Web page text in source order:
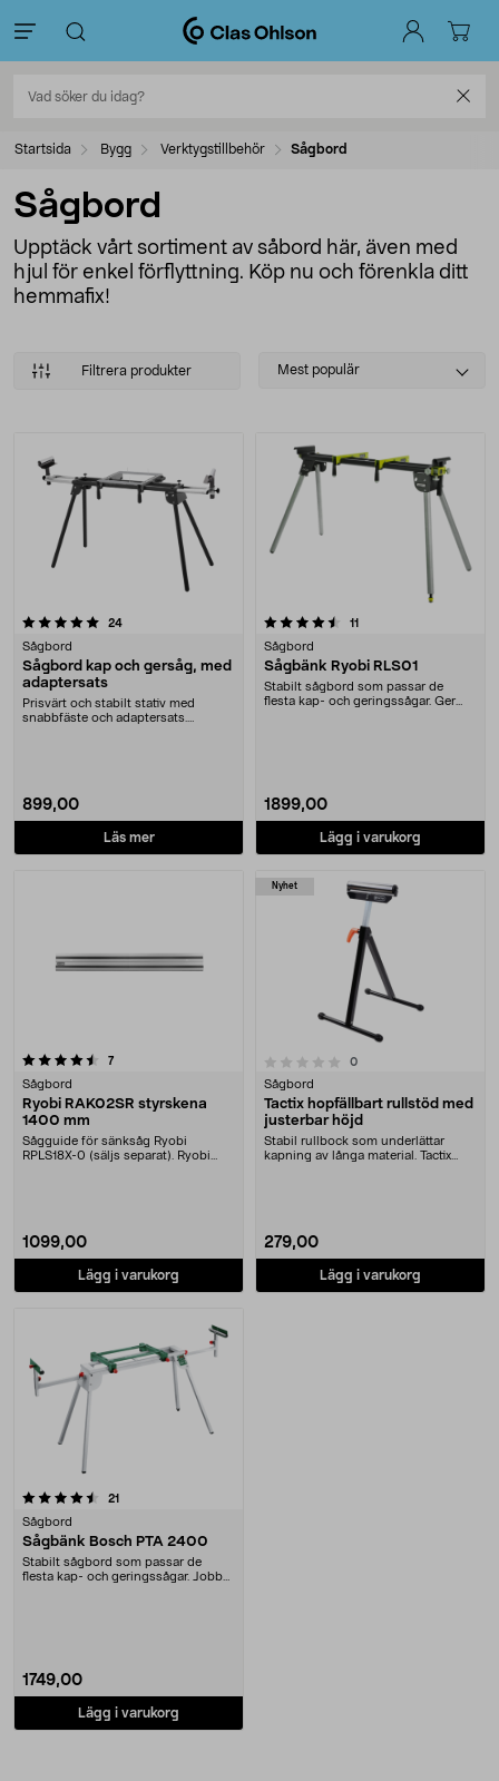
Startsida Bygg Verktygstillbehör Sågbord
Sågbord
Upptäck vårt sortiment av såbord här, även med
hjul för enkel förflyttning. Köp nu och förenkla ditt
hemmafix!
Filtrera produkter
Select
Mest populär
Produkter
24recensioner
Sågbord
Sågbord kap och gersåg, med
adaptersats
Prisvärt och stabilt stativ med
snabbfäste och adaptersats.
899,00
Läs mer
4.5 av 5 stjärnor 11
Sågbord
Sågbänk Ryobi RLS01
Stabilt sågbord som passar de
flesta kap- och geringssågar. Ger
1899,00
Lägg i varukorg
7recensioner
Sågbord
Ryobi RAK02SR styrskena
1400 mm
Sågguide för sänksåg Ryobi
RPLS18X-0 (säljs separat). Ryobi
1099,00
Lägg i varukorg
Nyhet
0.0 av 5 stjärnor 0recensioner
Sågbord
Tactix hopfällbart rullstöd med
justerbar höjd
Stabil rullbock som underlättar
kapning av långa material. Tactix
279,00
Lägg i varukorg
21
Sågbord
Sågbänk Bosch PTA 2400
Stabilt sågbord som passar de
flesta kap- och geringssågar. Jobba
1749,00
Lägg i varukorg